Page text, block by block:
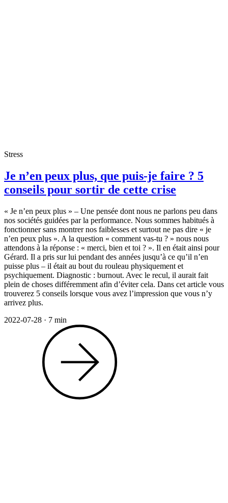
Stress
Je n’en peux plus, que puis-je faire ? 5
conseils pour sortir de cette crise
« Je n’en peux plus » – Une pensée dont nous ne parlons peu dans
nos sociétés guidées par la performance. Nous sommes habitués à
fonctionner sans montrer nos faiblesses et surtout ne pas dire « je
n’en peux plus ». A la question « comment vas-tu ? » nous nous
attendons à la réponse : « merci, bien et toi ? ». Il en était ainsi pour
Gérard. Il a pris sur lui pendant des années jusqu’à ce qu’il n’en
puisse plus – il était au bout du rouleau physiquement et
psychiquement. Diagnostic : burnout. Avec le recul, il aurait fait
plein de choses différemment afin d’éviter cela. Dans cet article vous
trouverez 5 conseils lorsque vous avez l’impression que vous n’y
arrivez plus.
2022-07-28 · 7 min